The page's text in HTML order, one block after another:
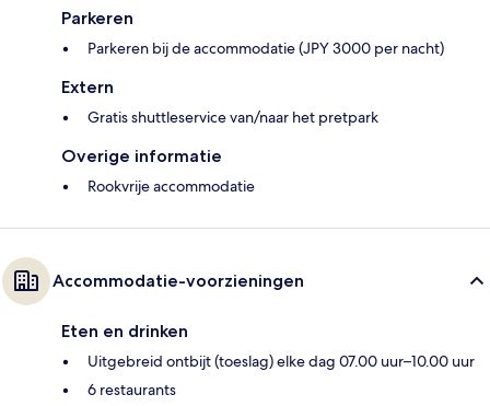
Parkeren
Parkeren bij de accommodatie (JPY 3000 per nacht)
Extern
Gratis shuttleservice van/naar het pretpark
Overige informatie
Rookvrije accommodatie
Accommodatie-voorzieningen
Eten en drinken
Uitgebreid ontbijt (toeslag) elke dag 07.00 uur–10.00 uur
6 restaurants